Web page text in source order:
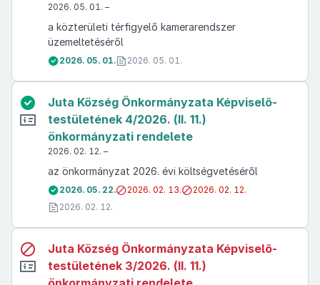
2026. 05. 01. –
a közterületi térfigyelő kamerarendszer
üzemeltetéséről
2026. 05. 01. 2026. 05. 01.
Juta Község Önkormányzata Képviselő-
testületének 4/2026. (II. 11.)
önkormányzati rendelete
2026. 02. 12. –
az önkormányzat 2026. évi költségvetéséről
2026. 05. 22. 2026. 02. 13.
2026. 02. 12.
2026. 02. 12.
Juta Község Önkormányzata Képviselő-
testületének 3/2026. (II. 11.)